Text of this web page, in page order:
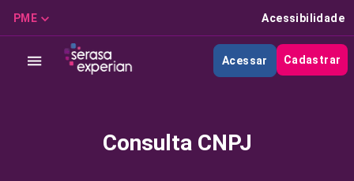
PME Acessibilidade
Acessar Cadastrar
Consulta CNPJ